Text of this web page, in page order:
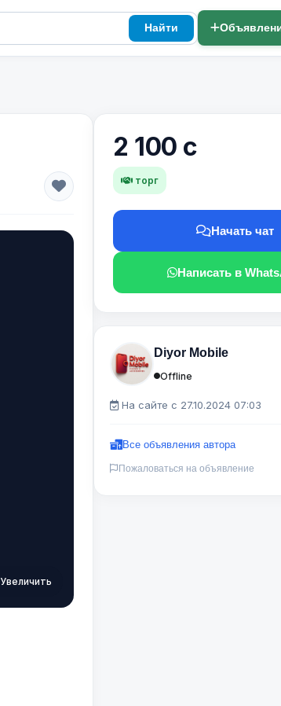
Найти
Увеличить
2 100 с
торг
Начать чат
Написать в
Diyor Mobile
Offline
На сайте с 27.10.2024 07:03
Все объявления автора
Пожаловаться на объявление